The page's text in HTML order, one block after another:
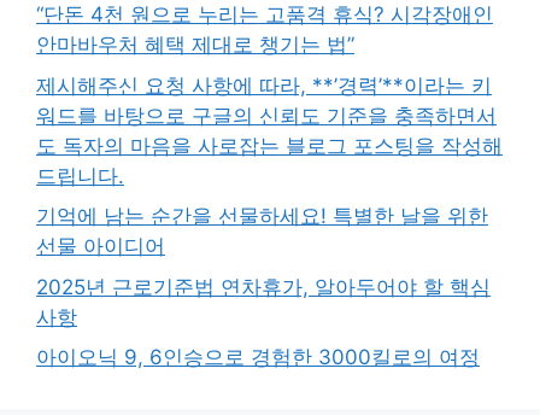
“단돈 4천 원으로 누리는 고품격 휴식? 시각장애인
안마바우처 혜택 제대로 챙기는 법”
제시해주신 요청 사항에 따라, **’경력’**이라는 키
워드를 바탕으로 구글의 신뢰도 기준을 충족하면서
도 독자의 마음을 사로잡는 블로그 포스팅을 작성해
드립니다.
기억에 남는 순간을 선물하세요! 특별한 날을 위한
선물 아이디어
2025년 근로기준법 연차휴가, 알아두어야 할 핵심
사항
아이오닉 9, 6인승으로 경험한 3000킬로의 여정